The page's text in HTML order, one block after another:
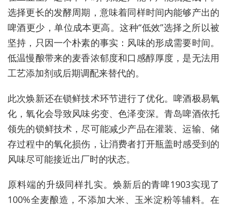
选择更长的发酵周期，意味着同样时间内能够产出的
啤酒更少，单位成本更高。这种“低效”选择之所以被
坚持，只因一个朴素的事实：风味的形成需要时间。
低温慢酿带来的麦香浓郁度和口感醇厚度，是无法用
工艺添加剂或后期调配来替代的。
此次焕新还在锁鲜技术环节进行了优化。啤酒极易氧
化，氧化会导致风味劣变、色泽变深。青岛啤酒依托
领先的锁鲜技术，尽可能减少产品在灌装、运输、储
存过程中的氧化损伤，让消费者打开瓶盖时感受到的
风味尽可能接近出厂时的状态。
原料端的升级同样扎实。焕新后的青啤1903实现了
100%全麦酿造，不添加大米、玉米淀粉等辅料。在